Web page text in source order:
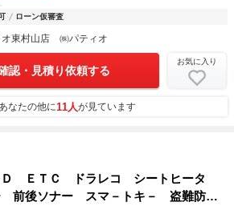
ローン仮審査
オ東村山店 ㈱パティオ
認・見積り依頼する
お気に入り
なたの他に11人が見ています
ＥＴＣ ドラレコ シートヒータ
前後ソナー スマ－トキ－ 盗難防止